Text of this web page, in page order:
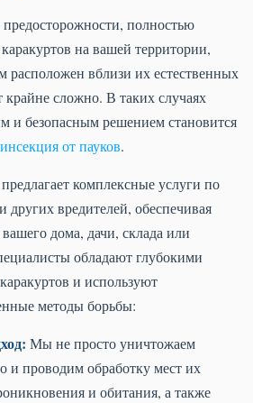
полностью
на вашей территории,
расположен вблизи их естественных
крайне сложно. В таких случаях
и безопасным решением становится
от пауков.
комплексные услуги по
вредителей, обеспечивая
дома, дачи, склада или
обладают глубокими
и используют
методы борьбы:
Мы не просто уничтожаем
и проводим обработку мест их
и обитания, а также